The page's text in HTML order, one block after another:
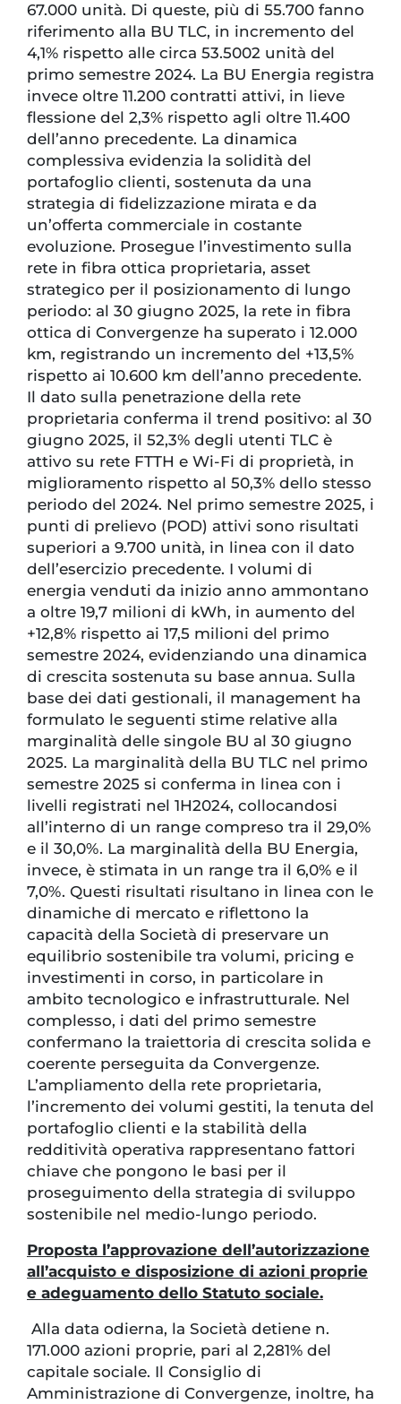
67.000 unità. Di queste, più di 55.700 fanno
riferimento alla BU TLC, in incremento del
4,1% rispetto alle circa 53.5002 unità del
primo semestre 2024. La BU Energia registra
invece oltre 11.200 contratti attivi, in lieve
flessione del 2,3% rispetto agli oltre 11.400
dell’anno precedente. La dinamica
complessiva evidenzia la solidità del
portafoglio clienti, sostenuta da una
strategia di fidelizzazione mirata e da
un’offerta commerciale in costante
evoluzione. Prosegue l’investimento sulla
rete in fibra ottica proprietaria, asset
strategico per il posizionamento di lungo
periodo: al 30 giugno 2025, la rete in fibra
ottica di Convergenze ha superato i 12.000
km, registrando un incremento del +13,5%
rispetto ai 10.600 km dell’anno precedente.
Il dato sulla penetrazione della rete
proprietaria conferma il trend positivo: al 30
giugno 2025, il 52,3% degli utenti TLC è
attivo su rete FTTH e Wi-Fi di proprietà, in
miglioramento rispetto al 50,3% dello stesso
periodo del 2024. Nel primo semestre 2025, i
punti di prelievo (POD) attivi sono risultati
superiori a 9.700 unità, in linea con il dato
dell’esercizio precedente. I volumi di
energia venduti da inizio anno ammontano
a oltre 19,7 milioni di kWh, in aumento del
+12,8% rispetto ai 17,5 milioni del primo
semestre 2024, evidenziando una dinamica
di crescita sostenuta su base annua. Sulla
base dei dati gestionali, il management ha
formulato le seguenti stime relative alla
marginalità delle singole BU al 30 giugno
2025. La marginalità della BU TLC nel primo
semestre 2025 si conferma in linea con i
livelli registrati nel 1H2024, collocandosi
all’interno di un range compreso tra il 29,0%
e il 30,0%. La marginalità della BU Energia,
invece, è stimata in un range tra il 6,0% e il
7,0%. Questi risultati risultano in linea con le
dinamiche di mercato e riflettono la
capacità della Società di preservare un
equilibrio sostenibile tra volumi, pricing e
investimenti in corso, in particolare in
ambito tecnologico e infrastrutturale. Nel
complesso, i dati del primo semestre
confermano la traiettoria di crescita solida e
coerente perseguita da Convergenze.
L’ampliamento della rete proprietaria,
l’incremento dei volumi gestiti, la tenuta del
portafoglio clienti e la stabilità della
redditività operativa rappresentano fattori
chiave che pongono le basi per il
proseguimento della strategia di sviluppo
sostenibile nel medio-lungo periodo.
Proposta l’approvazione dell’autorizzazione
all’acquisto e disposizione di azioni proprie
e adeguamento dello Statuto sociale.
Alla data odierna, la Società detiene n.
171.000 azioni proprie, pari al 2,281% del
capitale sociale. Il Consiglio di
Amministrazione di Convergenze, inoltre, ha